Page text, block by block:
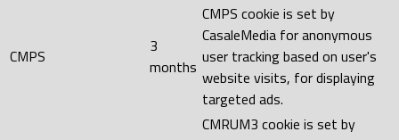
CMPS
3
months
CMPS cookie is set by
CasaleMedia for anonymous
user tracking based on user's
website visits, for displaying
targeted ads.
CMRUM3 cookie is set by